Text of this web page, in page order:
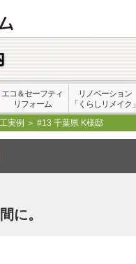
エコ＆セーフティ
リフォーム
リノベーション
「くらしリメイク」
実例 ＞ #13 千葉県 K様邸
に。